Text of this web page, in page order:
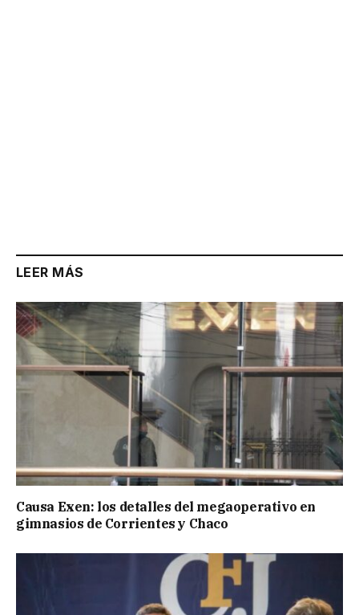
LEER MÁS
Causa Exen: los detalles del megaoperativo en
gimnasios de Corrientes y Chaco